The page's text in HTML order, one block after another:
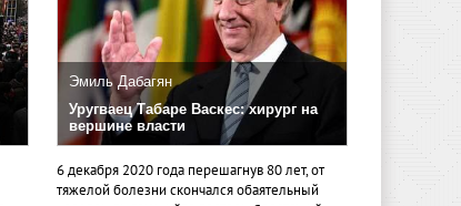
Эмиль Дабагян
Уругваец Табаре Васкес: хирург на
вершине власти
6 декабря 2020 года перешагнув 80 лет, от
тяжелой болезни скончался обаятельный